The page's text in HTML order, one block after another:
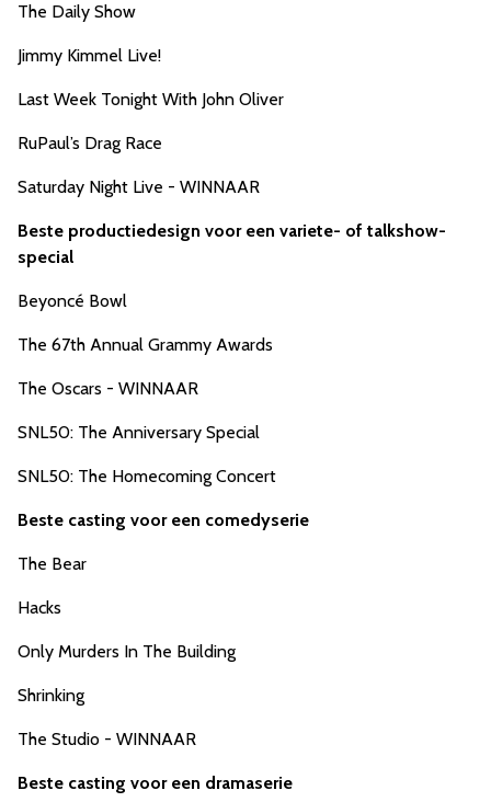
The Daily Show
Jimmy Kimmel Live!
Last Week Tonight With John Oliver
RuPaul’s Drag Race
Saturday Night Live - WINNAAR
Beste productiedesign voor een variete- of talkshow-
special
Beyoncé Bowl
The 67th Annual Grammy Awards
The Oscars - WINNAAR
SNL50: The Anniversary Special
SNL50: The Homecoming Concert
Beste casting voor een comedyserie
The Bear
Hacks
Only Murders In The Building
Shrinking
The Studio - WINNAAR
Beste casting voor een dramaserie